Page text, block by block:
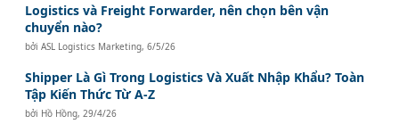
Logistics và Freight Forwarder, nên chọn bên vận
chuyển nào?
bởiASL Logistics Marketing,6/5/26
Shipper Là Gì Trong Logistics Và Xuất Nhập Khẩu? Toàn
Tập Kiến Thức Từ A-Z
bởi Hồ Hồng, 29/4/26